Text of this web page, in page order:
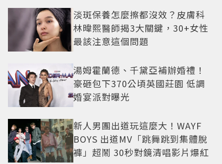
淡斑保養怎麼擦都沒效？皮膚科
林暐熙醫師揭3大關鍵，30+女性
最該注意這個問題
湯姆霍蘭德、千黛亞補辦婚禮！
豪砸包下370公頃英國莊園 低調
婚宴派對曝光
新人男團出道玩這麼大！WAYF
BOYS 出道MV「跳舞跳到集體脫
褲」超鬧 30秒對鏡清唱影片爆紅